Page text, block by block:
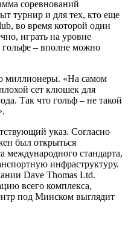
соревнований
турнир и для тех, кто еще
во время которой один
играть на уровне
гольфе – вполне можно
миллионеры. «На самом
сет клюшек для
Так что гольф – не такой
указ. Согласно
был открыться
международного стандарта,
инфраструктуру.
Dave Thomas Ltd.
всего комплекса,
под Минском выглядит